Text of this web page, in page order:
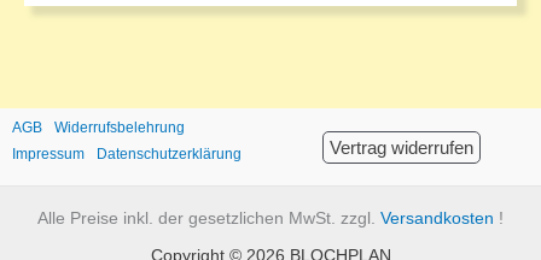
AGB
Widerrufsbelehrung
Impressum
Datenschutzerklärung Vertrag widerrufen
Alle Preise inkl. der gesetzlichen MwSt. zzgl. Versandkosten !
Copyright © 2026 BLOCHPLAN